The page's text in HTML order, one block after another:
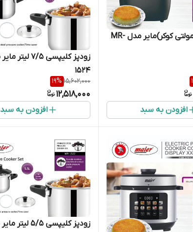
زودپز برقی(مولتی کوکر)مایر مدل MR-
افزودن به سبد
1524
15,602,000
19%
12,518,000
افزودن به سبد